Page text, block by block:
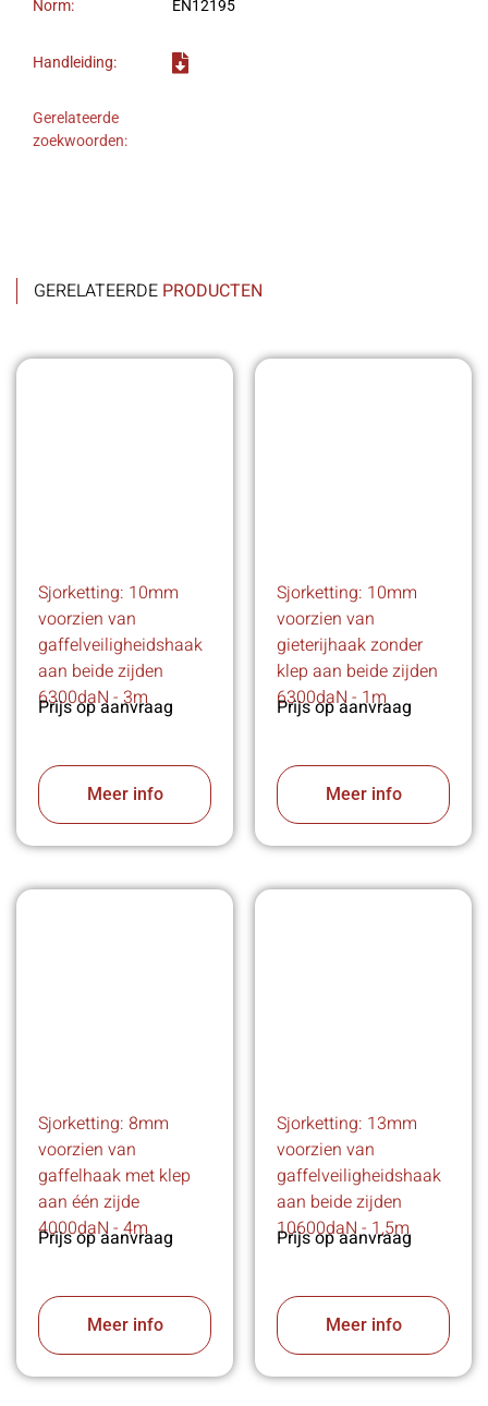
Norm: EN12195
Handleiding:
Gerelateerde
zoekwoorden:
GERELATEERDE PRODUCTEN
Sjorketting: 10mm
voorzien van
gaffelveiligheidshaak
aan beide zijden
6300daN - 3m
Prijs op aanvraag
Meer info
Sjorketting: 10mm
voorzien van
gieterijhaak zonder
klep aan beide zijden
6300daN - 1m
Prijs op aanvraag
Meer info
Sjorketting: 8mm
voorzien van
gaffelhaak met klep
aan één zijde
4000daN - 4m
Prijs op aanvraag
Meer info
Sjorketting: 13mm
voorzien van
gaffelveiligheidshaak
aan beide zijden
10600daN - 1,5m
Prijs op aanvraag
Meer info